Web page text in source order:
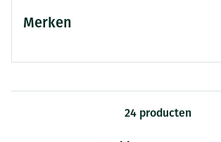
Merken
24producten